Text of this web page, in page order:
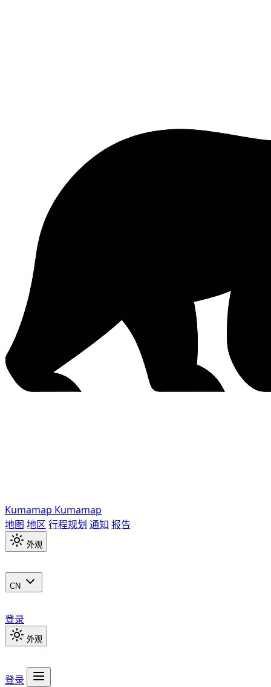
Kumamap Kumamap
地图 地区 行程规划 通知 报告
外观
CN
登录
外观
登录